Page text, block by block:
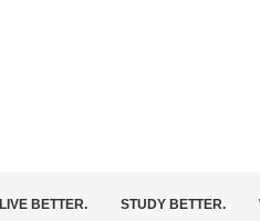
LIVE BETTER. STUDY BETTER.